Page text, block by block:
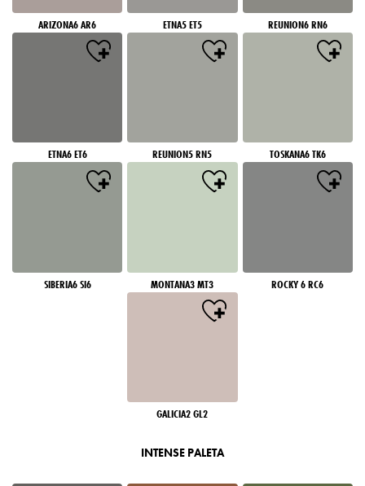
ARIZONA6 AR6 ETNA5 ET5 REUNION6 RN6
ETNA6 ET6 REUNION5 RN5 TOSKANA6 TK6
SIBERIA6 SI6 MONTANA3 MT3 ROCKY 6 RC6
GALICIA2 GL2
INTENSE PALETA